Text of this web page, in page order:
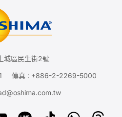
城區民生街2號
傳真 : +886-2-2269-5000